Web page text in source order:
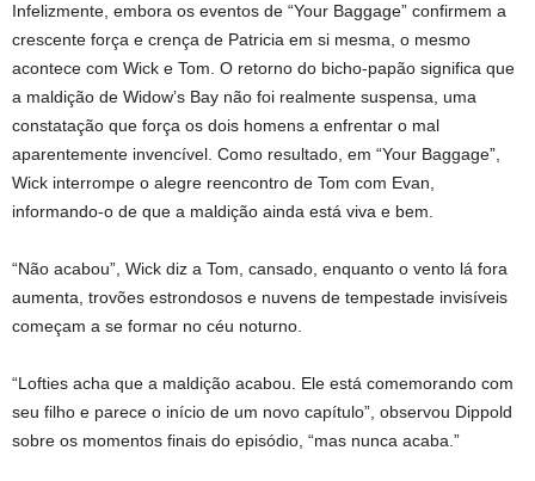
Infelizmente, embora os eventos de “Your Baggage” confirmem a
crescente força e crença de Patricia em si mesma, o mesmo
acontece com Wick e Tom. O retorno do bicho-papão significa que
a maldição de Widow’s Bay não foi realmente suspensa, uma
constatação que força os dois homens a enfrentar o mal
aparentemente invencível. Como resultado, em “Your Baggage”,
Wick interrompe o alegre reencontro de Tom com Evan,
informando-o de que a maldição ainda está viva e bem.
“Não acabou”, Wick diz a Tom, cansado, enquanto o vento lá fora
aumenta, trovões estrondosos e nuvens de tempestade invisíveis
começam a se formar no céu noturno.
“Lofties acha que a maldição acabou. Ele está comemorando com
seu filho e parece o início de um novo capítulo”, observou Dippold
sobre os momentos finais do episódio, “mas nunca acaba.”